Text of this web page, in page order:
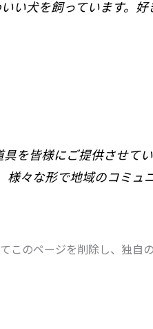
い犬を飼っています。
を皆様にご提供させて
々な形で地域のコミュ
このページを削除し、独自